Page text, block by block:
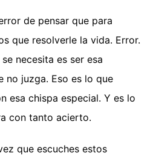
de pensar que para
que resolverle la vida. Error.
necesita es ser esa
no juzga. Eso es lo que
esa chispa especial. Y es lo
con tanto acierto.
que escuches estos